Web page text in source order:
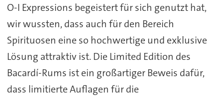
O-I Expressions begeistert für sich genutzt hat,
wir wussten, dass auch für den Bereich
Spirituosen eine so hochwertige und exklusive
Lösung attraktiv ist. Die Limited Edition des
Bacardí-Rums ist ein großartiger Beweis dafür,
dass limitierte Auflagen für die